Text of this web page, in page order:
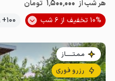
هر شب از 1٬500٬000 تومان
10% تخفیف از 6 شب
100+ رزرو موفق
مـمـتــــــاز
رزرو فوری